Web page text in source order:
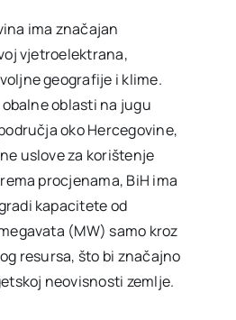
ima značajan
vjetroelektrana,
geografije i klime.
oblasti na jugu
oko Hercegovine,
uslove za korištenje
procjenama, BiH ima
kapacitete od
(MW) samo kroz
resursa, što bi značajno
neovisnosti zemlje.